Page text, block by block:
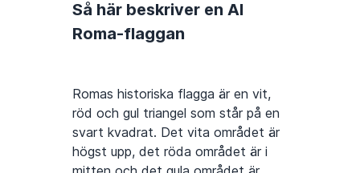
Så här beskriver en AI
Roma-flaggan
Romas historiska flagga är en vit,
röd och gul triangel som står på en
svart kvadrat. Det vita området är
högst upp, det röda området är i